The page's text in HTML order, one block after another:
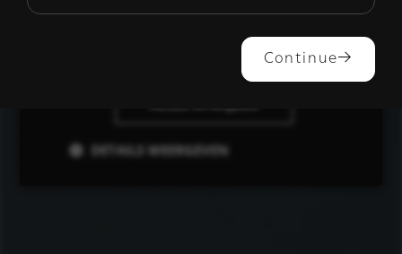
Continue
ALLES ACCEPTEREN
DETAILS WEERGEVEN